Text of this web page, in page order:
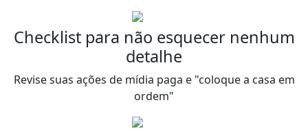
Checklist para não esquecer nenhum
detalhe
Revise suas ações de mídia paga e "coloque a casa em
ordem"